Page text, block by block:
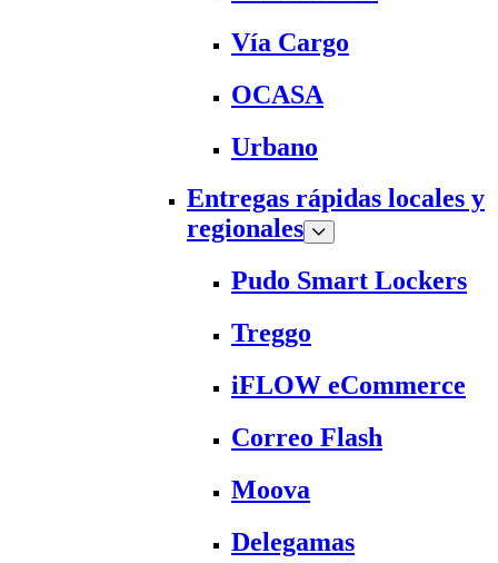
Vía Cargo
OCASA
Urbano
Entregas rápidas locales y
regionales
Pudo Smart Lockers
Treggo
iFLOW eCommerce
Correo Flash
Moova
Delegamas